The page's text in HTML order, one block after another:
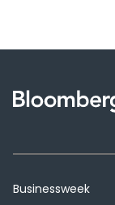
Businessweek